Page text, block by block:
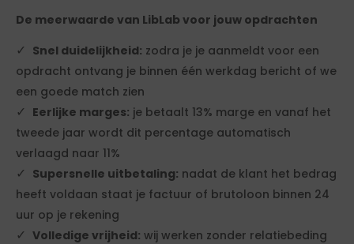
De meerwaarde van LibLab voor jouw opdrachten
Snel duidelijkheid: zodra je je aanmeldt voor een
opdracht ontvang je binnen één werkdag bericht of we
een goede match zien
Eerlijke marges: je betaalt 13% marge en vanaf het
tweede jaar wordt dit percentage automatisch
verlaagd naar 11%
Supersnelle uitbetaling: nadat de klant het bedrag
heeft voldaan staat je factuur of brutoloon binnen 24
uur op je rekening
Volledige vrijheid: wij werken zonder relatiebeding